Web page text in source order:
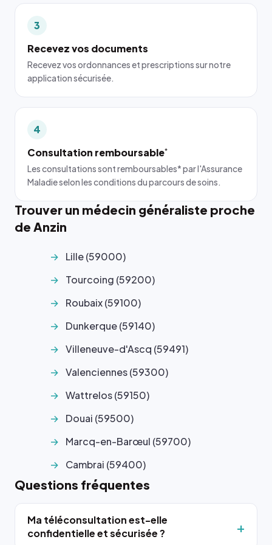
3
Recevez vos documents
Recevez vos ordonnances et prescriptions sur notre
application sécurisée.
4
Consultation remboursable*
Les consultations sont remboursables* par l'Assurance
Maladie selon les conditions du parcours de soins.
Trouver un médecin généraliste proche
de Anzin
Lille (59000)
Tourcoing (59200)
Roubaix (59100)
Dunkerque (59140)
Villeneuve-d'Ascq (59491)
Valenciennes (59300)
Wattrelos (59150)
Douai (59500)
Marcq-en-Barœul (59700)
Cambrai (59400)
Questions fréquentes
Ma téléconsultation est-elle
confidentielle et sécurisée ?